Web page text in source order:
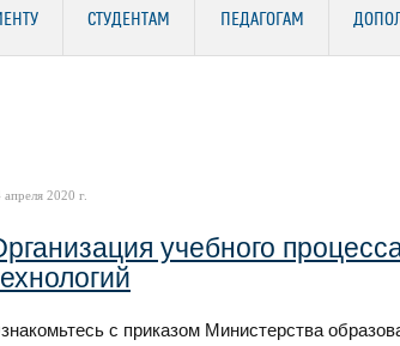
СТУДЕНТАМ ПЕДАГОГАМ
апреля 2020 г.
учебного
с приказом Министерства